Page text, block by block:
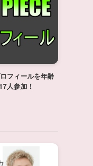
フィールを年齢
人参加！